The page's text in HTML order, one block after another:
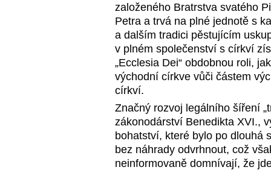
založeného Bratrstva svatého
Petra a trvá na plné jednotě s
a dalším tradici pěstujícím
v plném společenství s církví
„Ecclesia Dei“ obdobnou roli,
východní církve vůči částem
církví.
Značný rozvoj legálního šíření
zákonodárství Benedikta XVI.,
bohatství, které bylo po dlouhá
bez náhrady odvrhnout, což
neinformovaně domnívají, že